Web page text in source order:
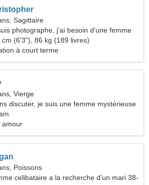
Sagittaire
photographe, j'ai besoin d'une femme
cm (6'3"), 86 kg (189 livres)
à court terme
Vierge
discuter, je suis une femme mystérieuse
amour
Poissons
celibataire a la recherche d'un mari 38-